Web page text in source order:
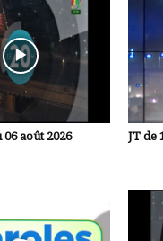
06 août 2026 JT de